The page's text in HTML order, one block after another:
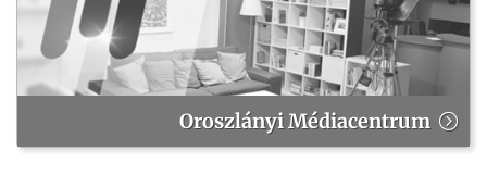
Oroszlányi Médiacentrum